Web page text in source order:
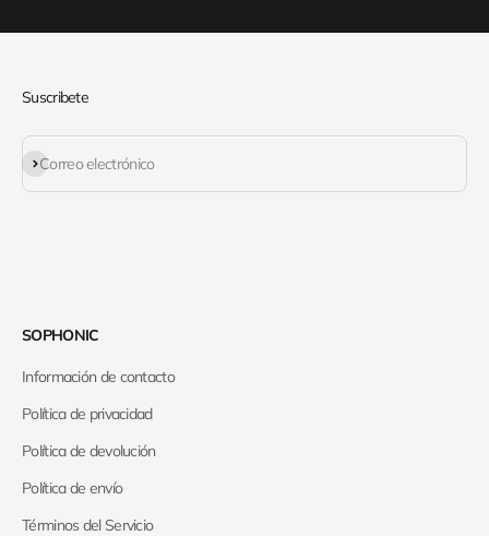
Suscribete
Correo electrónico
Suscribirse
SOPHONIC
Información de contacto
Política de privacidad
Política de devolución
Política de envío
Términos del Servicio